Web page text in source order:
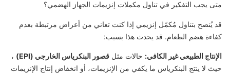
متى يجب التفكير في تناول مكملات إنزيمات الجهاز الهضمي؟
قد يُنصح بتناول مُكمّل إنزيمي إذا كنت تعاني من أعراض مرتبطة بعدم
كفاءة هضم الطعام. قد يحدث هذا بسبب:
الإنتاج الطبيعي غير الكافي: حالات مثل قصور البنكرياس الخارجي (EPI)
،
حيث لا ينتج البنكرياس ما يكفي من الإنزيمات، أو انخفاض إنتاج الإنزيمات